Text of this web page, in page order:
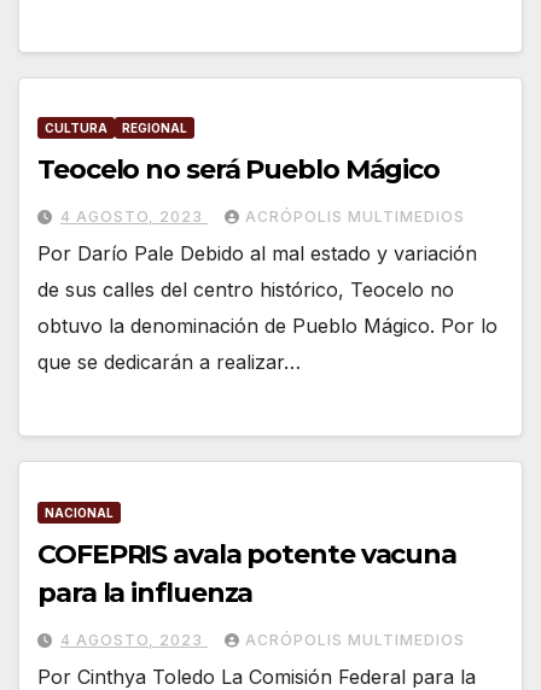
CULTURA REGIONAL
Teocelo no será Pueblo Mágico
4 AGOSTO, 2023 ACRÓPOLIS MULTIMEDIOS
Por Darío Pale Debido al mal estado y variación
de sus calles del centro histórico, Teocelo no
obtuvo la denominación de Pueblo Mágico. Por lo
que se dedicarán a realizar…
NACIONAL
COFEPRIS avala potente vacuna
para la influenza
4 AGOSTO, 2023 ACRÓPOLIS MULTIMEDIOS
Por Cinthya Toledo La Comisión Federal para la